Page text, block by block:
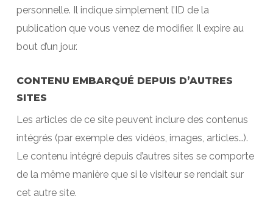
personnelle. Il indique simplement l’ID de la
publication que vous venez de modifier. Il expire au
bout d’un jour.
CONTENU EMBARQUÉ DEPUIS D’AUTRES
SITES
Les articles de ce site peuvent inclure des contenus
intégrés (par exemple des vidéos, images, articles…).
Le contenu intégré depuis d’autres sites se comporte
de la même manière que si le visiteur se rendait sur
cet autre site.